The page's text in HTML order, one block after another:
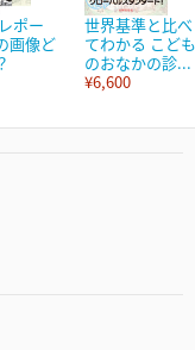
ポー
画像ど
世界基準と比べ
てわかる こども
のおなかの診...
¥6,600